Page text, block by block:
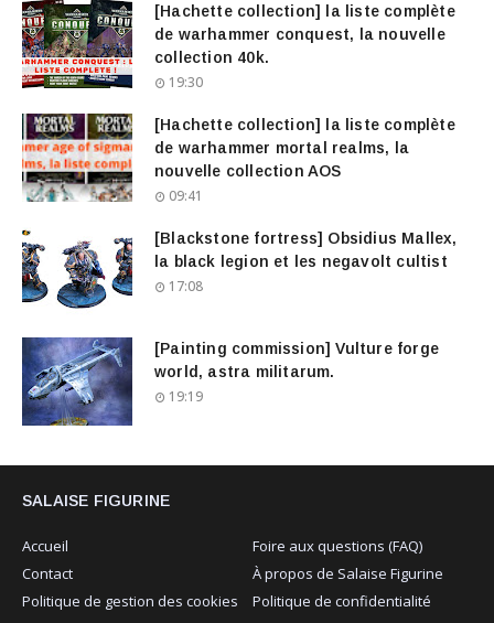
[Hachette collection] la liste complète
de warhammer conquest, la nouvelle
collection 40k.
19:30
[Hachette collection] la liste complète
de warhammer mortal realms, la
nouvelle collection AOS
09:41
[Blackstone fortress] Obsidius Mallex,
la black legion et les negavolt cultist
17:08
[Painting commission] Vulture forge
world, astra militarum.
19:19
SALAISE FIGURINE
Accueil
Foire aux questions (FAQ)
Contact
À propos de Salaise Figurine
Politique de gestion des cookies
Politique de confidentialité